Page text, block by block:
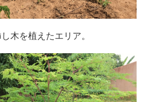
木を植えたエリア。